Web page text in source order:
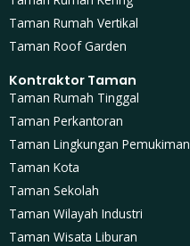
Taman Rumah Vertikal
Taman Roof Garden
Kontraktor Taman
Taman Rumah Tinggal
Taman Perkantoran
Taman Lingkungan Pemukiman
Taman Kota
Taman Sekolah
Taman Wilayah Industri
Taman Wisata Liburan